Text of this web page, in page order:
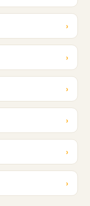
›
›
›
›
›
›